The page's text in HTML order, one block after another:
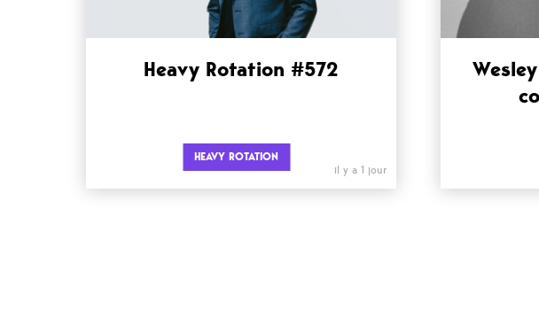
Heavy Rotation #572
HEAVY ROTATION
il y a 1 jour